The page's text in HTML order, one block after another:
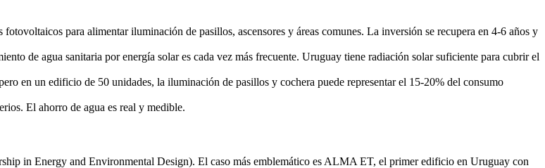
para alimentar iluminación de pasillos, ascensores y áreas comunes. La inversión se recupera en 4-6 años y
de agua sanitaria por energía solar es cada vez más frecuente. Uruguay tiene radiación solar suficiente para cubrir el
en un edificio de 50 unidades, la iluminación de pasillos y cochera puede representar el 15-20% del consumo
El ahorro de agua es real y medible.
in Energy and Environmental Design). El caso más emblemático es ALMA ET, el primer edificio en Uruguay con